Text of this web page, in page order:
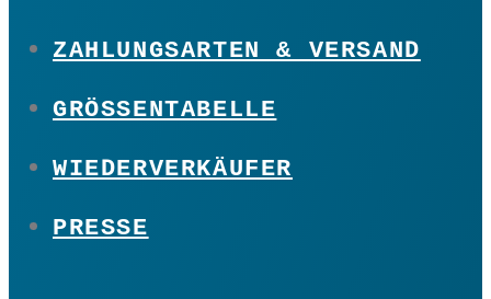
ZAHLUNGSARTEN & VERSAND
GRÖSSENTABELLE
WIEDERVERKÄUFER
PRESSE